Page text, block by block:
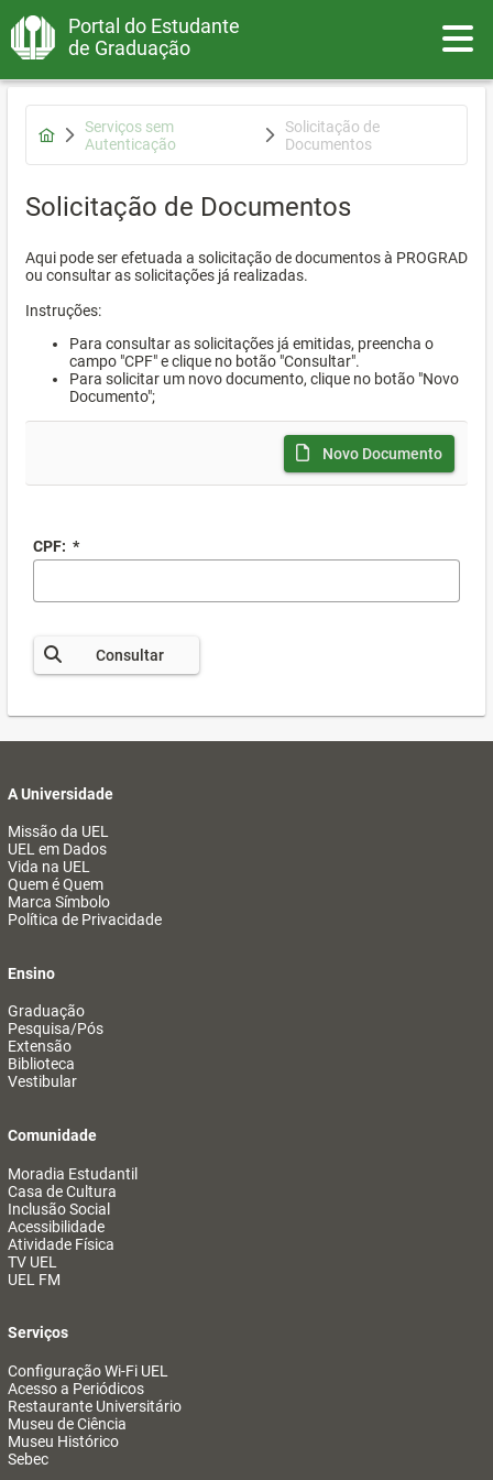
Portal do Estudante
de Graduação
Serviços sem
Autenticação
Solicitação de
Documentos
Solicitação de Documentos
Aqui pode ser efetuada a solicitação de documentos à PROGRAD
ou consultar as solicitações já realizadas.
Instruções:
Para consultar as solicitações já emitidas, preencha o
campo "CPF" e clique no botão "Consultar".
Para solicitar um novo documento, clique no botão "Novo
Documento";
Novo Documento
CPF: *
Consultar
A Universidade
Missão da UEL
UEL em Dados
Vida na UEL
Quem é Quem
Marca Símbolo
Política de Privacidade
Ensino
Graduação
Pesquisa/Pós
Extensão
Biblioteca
Vestibular
Comunidade
Moradia Estudantil
Casa de Cultura
Inclusão Social
Acessibilidade
Atividade Física
TV UEL
UEL FM
Serviços
Configuração Wi-Fi UEL
Acesso a Periódicos
Restaurante Universitário
Museu de Ciência
Museu Histórico
Sebec